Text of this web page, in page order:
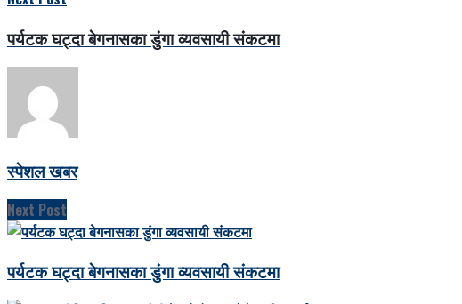
पर्यटक घट्दा बेगनासका डुंगा व्यवसायी संकटमा
स्पेशल खबर
Next Post
पर्यटक घट्दा बेगनासका डुंगा व्यवसायी संकटमा